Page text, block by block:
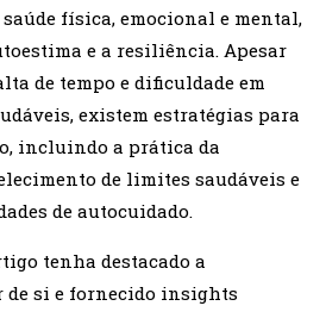
física, emocional e mental,
e a resiliência. Apesar
de tempo e dificuldade em
existem estratégias para
incluindo a prática da
de limites saudáveis e
de autocuidado.
tenha destacado a
si e fornecido insights